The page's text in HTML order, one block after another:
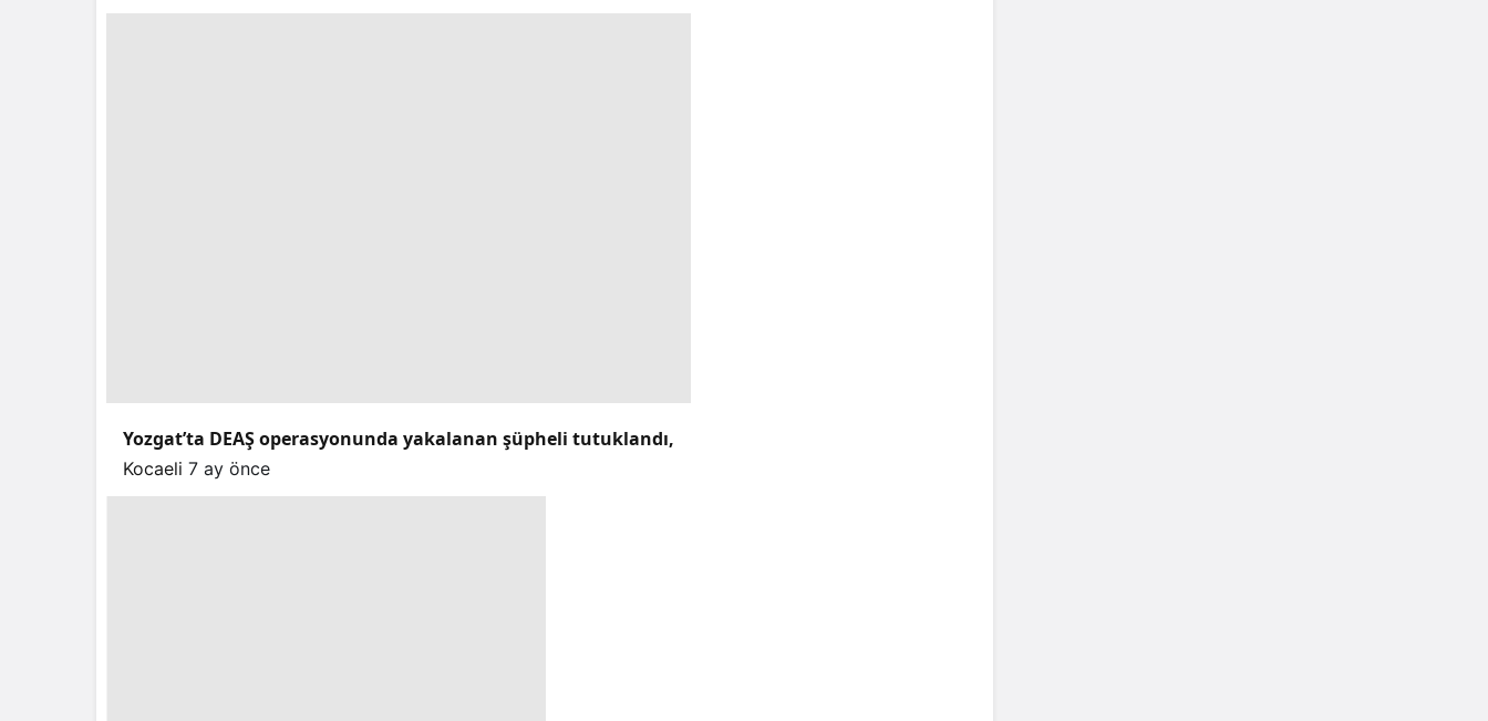
Yozgat’ta DEAŞ operasyonunda yakalanan şüpheli tutuklandı,
Kocaeli 7 ay önce